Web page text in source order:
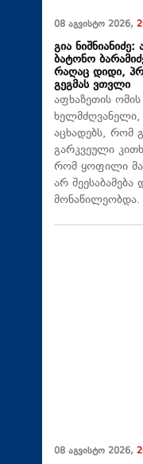
08 აგვისტო 2026,
გია
ბატონო
რაღაც დიდი,
გეგმას ვთვლი
აფხაზეთის
ხელმძღვანელი,
აცხადებს, რომ
გარკვეული
რომ ყოფილი
არ
მონაწილეობდა.
08 აგვისტო 2026,